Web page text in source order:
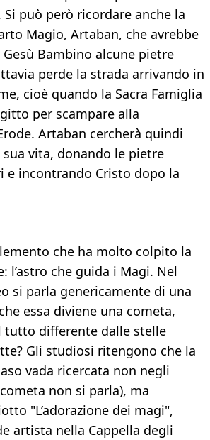
può però ricordare anche la
Magio, Artaban, che avrebbe
Bambino alcune pietre
perde la strada arrivando in
cioè quando la Sacra Famiglia
per scampare alla
Artaban cercherà quindi
vita, donando le pietre
e incontrando Cristo dopo la
che ha molto colpito la
l’astro che guida i Magi. Nel
si parla genericamente di una
che essa diviene una cometa,
tutto differente dalle stelle
Gli studiosi ritengono che la
vada ricercata non negli
non si parla), ma
"L’adorazione dei magi",
artista nella Cappella degli